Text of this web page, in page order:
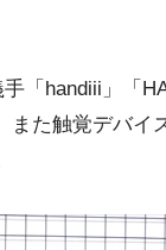
「handiii」「
また触覚デバイ